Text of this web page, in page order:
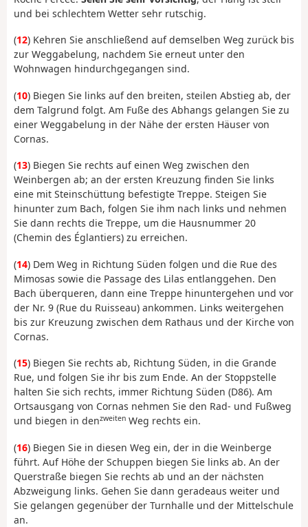
und bei schlechtem Wetter sehr rutschig.
(12) Kehren Sie anschließend auf demselben Weg zurück bis
zur Weggabelung, nachdem Sie erneut unter den
Wohnwagen hindurchgegangen sind.
(10) Biegen Sie links auf den breiten, steilen Abstieg ab, der
dem Talgrund folgt. Am Fuße des Abhangs gelangen Sie zu
einer Weggabelung in der Nähe der ersten Häuser von
Cornas.
(13) Biegen Sie rechts auf einen Weg zwischen den
Weinbergen ab; an der ersten Kreuzung finden Sie links
eine mit Steinschüttung befestigte Treppe. Steigen Sie
hinunter zum Bach, folgen Sie ihm nach links und nehmen
Sie dann rechts die Treppe, um die Hausnummer 20
(Chemin des Églantiers) zu erreichen.
(14) Dem Weg in Richtung Süden folgen und die Rue des
Mimosas sowie die Passage des Lilas entlanggehen. Den
Bach überqueren, dann eine Treppe hinuntergehen und vor
der Nr. 9 (Rue du Ruisseau) ankommen. Links weitergehen
bis zur Kreuzung zwischen dem Rathaus und der Kirche von
Cornas.
(15) Biegen Sie rechts ab, Richtung Süden, in die Grande
Rue, und folgen Sie ihr bis zum Ende. An der Stoppstelle
halten Sie sich rechts, immer Richtung Süden (D86). Am
Ortsausgang von Cornas nehmen Sie den Rad- und Fußweg
und biegen in denzweiten Weg rechts ein.
(16) Biegen Sie in diesen Weg ein, der in die Weinberge
führt. Auf Höhe der Schuppen biegen Sie links ab. An der
Querstraße biegen Sie rechts ab und an der nächsten
Abzweigung links. Gehen Sie dann geradeaus weiter und
Sie gelangen gegenüber der Turnhalle und der Mittelschule
an.